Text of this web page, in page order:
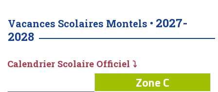
Vacances Scolaires Montels • 2027-
2028
Calendrier Scolaire Officiel ⤵
Zone C